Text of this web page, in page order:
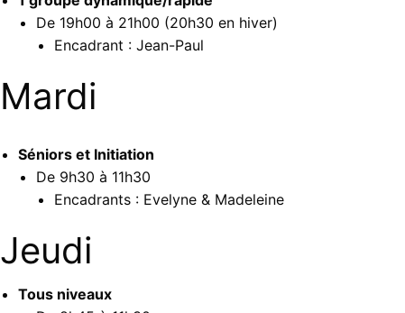
De 19h00 à 21h00 (20h30 en hiver)
Encadrant : Jean-Paul
Mardi
Séniors et Initiation
De 9h30 à 11h30
Encadrants : Evelyne & Madeleine
Jeudi
Tous niveaux